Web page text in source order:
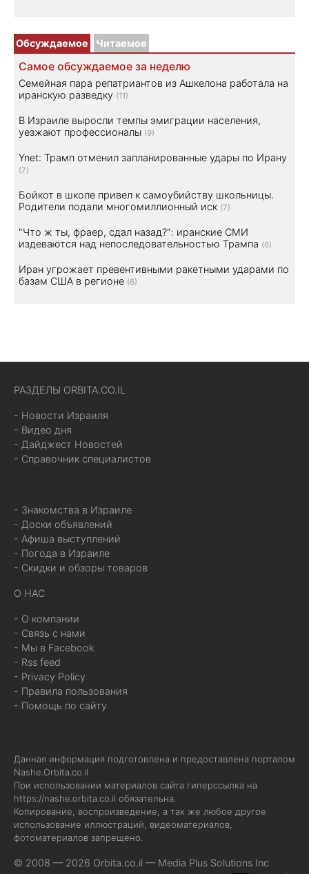
Обсуждаемое Читаемое
Самое обсуждаемое за неделю
Семейная пара репатриантов из Ашкелона работала на
иранскую разведку (11)
В Израиле выросли темпы эмиграции населения,
уезжают профессионалы (9)
Ynet: Трамп отменил запланированные удары по Ирану
(7)
Бойкот в школе привел к самоубийству школьницы.
Родители подали многомиллионный иск (7)
"Что ж ты, фраер, сдал назад?": иранские СМИ
издеваются над непоследовательностью Трампа (6)
Иран угрожает превентивными ракетными ударами по
базам США в регионе (6)
РАЗДЕЛЫ ORBITA.CO.IL
- Новости Израиля
- Видео дня
- Дайджест Новостей
- Справочник специалистов
- Знакомства в Израиле
- Доски объявлений
- Афиша выступлений
- Погода в Израиле
- Скидки и обзоры товаров
О НАС
- О компании
- Связь с нами
- Мы в Facebook
- Rss feed
- Privacy Policy
- Правила пользования
- Помощь по сайту
Данная информация подготовлена и предоставлена порталом
Nashe.Orbita.co.il
При использовании материалов сайта гиперссылка на
https://nashe.orbita.co.il обязательна.
Копирование, воспроизведение, а так же любое другое
использование иллюстраций, видеоматериалов,
фотоматериалов запрещено.
© 2008 — 2026 Orbita.co.il — Media Plus Solutions Inc